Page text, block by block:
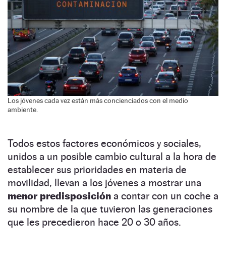
Los jóvenes cada vez están más concienciados con el medio
ambiente.
Todos estos factores económicos y sociales,
unidos a un posible cambio cultural a la hora de
establecer sus prioridades en materia de
movilidad, llevan a los jóvenes a mostrar una
menor predisposición a contar con un coche a
su nombre de la que tuvieron las generaciones
que les precedieron hace 20 o 30 años.